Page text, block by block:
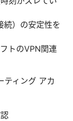
続）の安定性を
トのVPN関連
ティング アカ